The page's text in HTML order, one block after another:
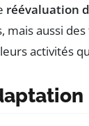
réévaluation
mais aussi
activités